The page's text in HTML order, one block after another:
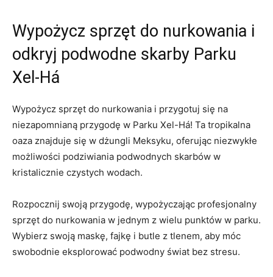
Wypożycz sprzęt ‍do nurkowania i
odkryj⁣ podwodne⁢ skarby Parku
Xel-Há
Wypożycz‌ sprzęt do nurkowania i ⁣przygotuj się na
niezapomnianą przygodę w Parku Xel-Há! Ta tropikalna
oaza znajduje ​się ‍w dżungli ⁢Meksyku, ​oferując niezwykłe
możliwości podziwiania‍ podwodnych skarbów w
kristalicznie czystych wodach.
Rozpocznij swoją ‍przygodę, wypożyczając profesjonalny
sprzęt do‌ nurkowania w jednym ⁢z wielu‌ punktów w parku.
Wybierz swoją maskę, fajkę i butle​ z tlenem, aby móc
swobodnie eksplorować podwodny świat bez stresu.